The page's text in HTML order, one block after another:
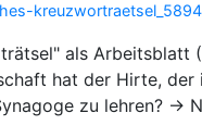
als Arbeitsblatt
hat der Hirte,
zu lehren? →